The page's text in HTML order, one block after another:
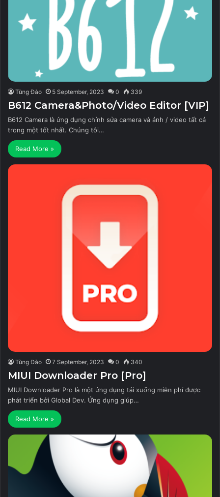
Tùng Đào 5 September, 2023 0 339
B612 Camera&Photo/Video Editor [VIP]
B612 Camera là ứng dụng chỉnh sửa camera và ảnh / video tất cả
trong một tốt nhất. Chúng tôi…
Read More »
Tùng Đào 7 September, 2023 0 340
MIUI Downloader Pro [Pro]
MIUI Downloader Pro là một ứng dụng tải xuống miễn phí được
phát triển bởi Global Dev. Ứng dụng giúp…
Read More »